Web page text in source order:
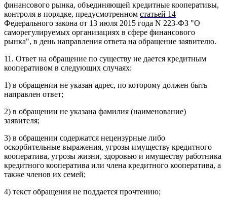
финансового рынка, объединяющей кредитные кооперативы,
контроля в порядке, предусмотренном статьей 14
Федерального закона от 13 июля 2015 года N 223-ФЗ "О
саморегулируемых организациях в сфере финансового
рынка", в день направления ответа на обращение заявителю.
11. Ответ на обращение по существу не дается кредитным
кооперативом в следующих случаях:
1) в обращении не указан адрес, по которому должен быть
направлен ответ;
2) в обращении не указана фамилия (наименование)
заявителя;
3) в обращении содержатся нецензурные либо
оскорбительные выражения, угрозы имуществу кредитного
кооператива, угрозы жизни, здоровью и имуществу работника
кредитного кооператива или члена кредитного кооператива, а
также членов их семей;
4) текст обращения не поддается прочтению;
Обратная связь
Телефон*
Выберите ваш город
Например:Лангепас
Когалым
Мегион
Стрежевой
Сургут
Лангепас
Покачи